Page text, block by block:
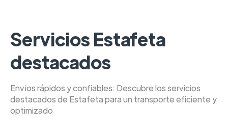
Servicios Estafeta
destacados
Envíos rápidos y confiables: Descubre los servicios
destacados de Estafeta para un transporte eficiente y
optimizado